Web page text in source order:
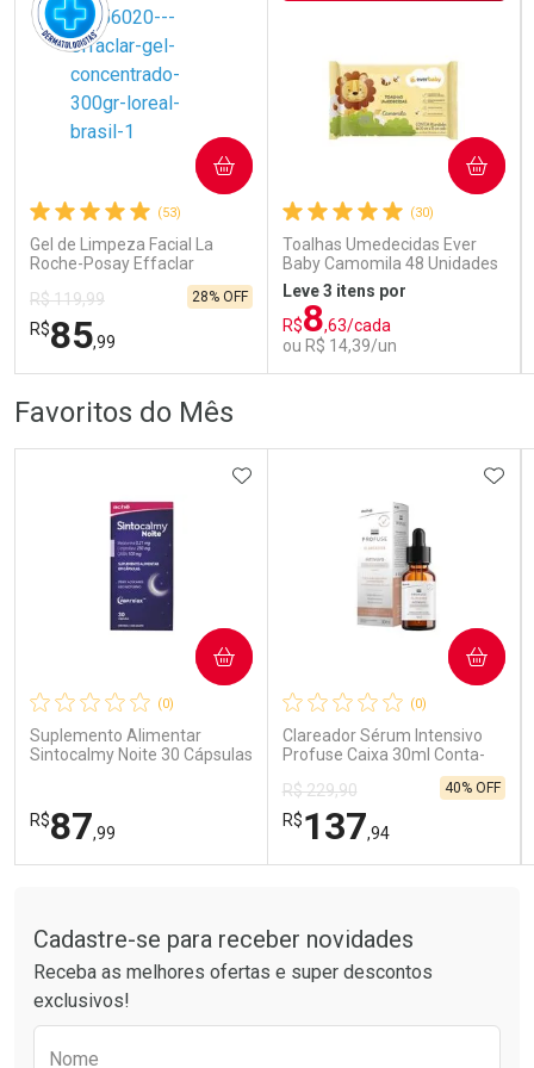
Comprar sem Desconto
Por R$ 166,99/cada
Comprar sem Desconto
Por R$ 166,99/cada
Comprar sem Desconto
Por R$ 198,99/cada
Comprar sem Desconto
Por R$ 198,99/cada
(53)
Gel de Limpeza Facial La
Roche-Posay Effaclar
R$ 119,99
R$85,99
28% OFF
COMPRAR
Comprar sem Desconto
Por R$ 85,99/cada
Por Menos
Comprar sem Desconto
Por R$ 85,99/cada
(30)
Toalhas Umedecidas Ever
Baby Camomila 48 Unidades
Leve 3 itens por
R$8,63/cada
ou R$ 14,39/un
COMPRAR
Comprar sem Desconto
Por R$ 14,39/cada
Por Menos
Comprar sem Desconto
Por R$ 14,39/cada
Favoritos do Mês
(0)
Suplemento Alimentar
Sintocalmy Noite 30 Cápsulas
R$87,99
ADICIONAR AOS FAVORITOS
COMPRAR
Laboratório
Por Menos
(0)
Clareador Sérum Intensivo
Profuse Caixa 30ml Conta-
R$ 229,90
R$137,94
40% OFF
COMPRAR
Laboratório
Por Menos
Cadastre-se para receber novidades
Receba as melhores ofertas e super descontos
exclusivos!
Nome